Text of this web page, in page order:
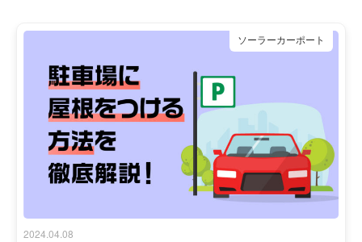
ソーラーカーポート
2024.04.08